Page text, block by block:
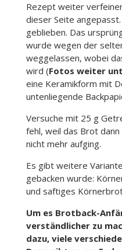
Rezept weiter
dieser Seite
geblieben. Das
wurde wegen der
weggelassen, wobei
wird (Fotos weiter
eine Keramikform mit
untenliegende
Versuche mit 25 g
fehl, weil das Brot
nicht mehr aufging.
Es gibt weitere
gebacken wurde:
und saftiges
Um es Brotback-
verständlicher zu
dazu, viele